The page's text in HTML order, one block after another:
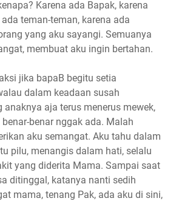
Karena ada Bapak, karena
teman-teman, karena ada
yang aku sayangi. Semuanya
membuat aku ingin bertahan.
jika bapaB begitu setia
dalam keadaan susah
anaknya aja terus menerus mewek,
benar nggak ada. Malah
aku semangat. Aku tahu dalam
pilu, menangis dalam hati, selalu
yang diderita Mama. Sampai saat
ditinggal, katanya nanti sedih
mama, tenang Pak, ada aku di sini,